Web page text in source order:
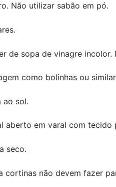
Não utilizar sabão em pó.
de sopa de vinagre incolor.
como bolinhas ou
ao sol.
aberto em varal com tecido
seco.
cortinas não devem fazer